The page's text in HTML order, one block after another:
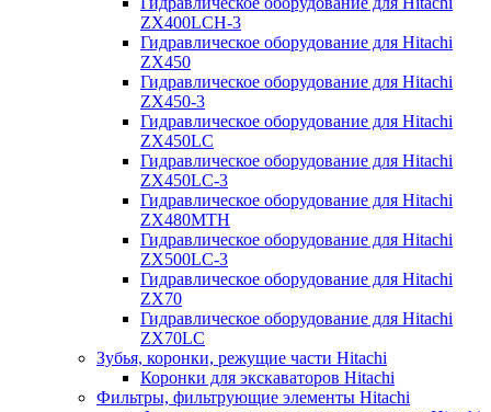
ZX400LCH-3
Гидравлическое оборудование для Hitachi
ZX450
Гидравлическое оборудование для Hitachi
ZX450-3
Гидравлическое оборудование для Hitachi
ZX450LC
Гидравлическое оборудование для Hitachi
ZX450LC-3
Гидравлическое оборудование для Hitachi
ZX480MTH
Гидравлическое оборудование для Hitachi
ZX500LC-3
Гидравлическое оборудование для Hitachi
ZX70
Гидравлическое оборудование для Hitachi
ZX70LC
Зубья, коронки, режущие части Hitachi
Коронки для экскаваторов Hitachi
Фильтры, фильтрующие элементы Hitachi